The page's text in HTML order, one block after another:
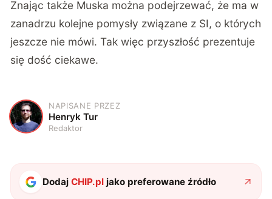
Znając także Muska można podejrzewać, że ma w
zanadrzu kolejne pomysły związane z SI, o których
jeszcze nie mówi. Tak więc przyszłość prezentuje
się dość ciekawe.
H
NAPISANE PRZEZ
Henryk Tur
Redaktor
DodajCHIP.pl jako preferowane źródło